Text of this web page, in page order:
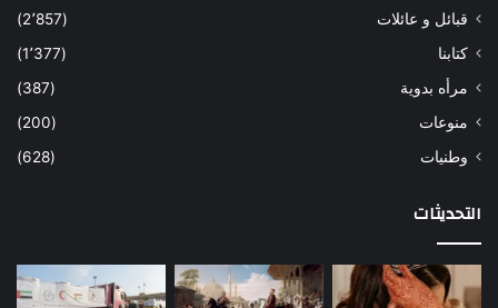
قبائل و عائلات
(2٬857)
كتابنا
(1٬377)
مرأه بدوية
(387)
منوعات
(200)
وطنيات
(628)
التحديثات